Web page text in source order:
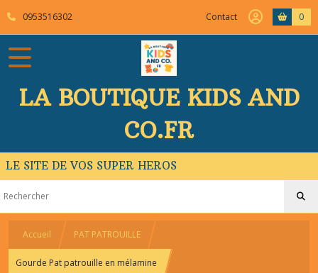
0953516302 Contact 0
LA BOUTIQUE KIDS AND
CO.FR
LE SITE DE VOS SUPER HEROS
Accueil PAT PATROUILLE
Gourde Pat patrouille en mélamine